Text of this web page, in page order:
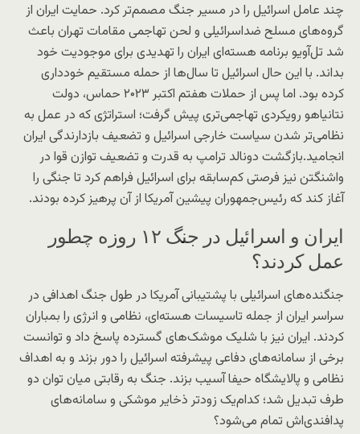
چند عامل اسرائیل را در مسیر جنگ مصمم‌تر کرد. حمایت ایران از
گروه‌های مسلح ضداسرائیلی و لحن تهاجمی مقامات تهران باعث
شد تل‌آویو برنامه هسته‌ای ایران را تهدیدی برای موجودیت خود
بداند. با این حال اسرائیل تا سال‌ها از حمله مستقیم خودداری
کرده بود. اما پس از حملات هفتم اکتبر ۲۰۲۳ حماس، دولت
نتانیاهو رویکردی تهاجمی‌تری پیش گرفت؛ استراتژی‌ که در عمل به
نظامی‌تر شدن سیاست خارجی اسرائیل و تضعیف بازدارندگی ایران
انجامید.بازگشت دونالد ترامپ به قدرت و تضعیف توازن قوا در
واشنگتن نیز فرصتی کم‌سابقه برای اسرائیل فراهم کرد تا جنگی را
آغاز کند که رئیس‌جمهوران پیشین آمریکا از آن پرهیز کرده بودند.
ایران و اسرائیل در جنگ ۱۲ روزه چطور
عمل کردند؟
جنگنده‌های اسرائیلی با پشتیبانی آمریکا در طول جنگ اهدافی در
سراسر ایران از جمله تاسیسات هسته‌ای، نظامی و انرژی را بمباران
کردند. ایران نیز با شلیک موشک‌های گسترده پاسخ داد و توانست
برخی از سامانه‌های دفاعی پیشرفته اسرائیل را دور بزند و به اهداف
نظامی و پالایشگاه حیفا آسیب بزند. جنگ به رقابتی میان توان دو
طرف تبدیل شد؛ کدام‌یک زودتر ذخایر موشکی و سامانه‌های
پدافندی‌اش تمام می‌شود؟